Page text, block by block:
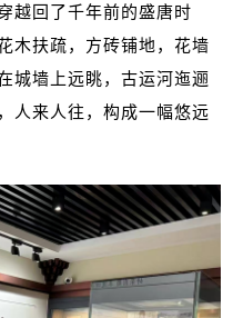
越回了千年前的盛唐时
木扶疏，方砖铺地，花墙
城墙上远眺，古运河迤逦
人来人往，构成一幅悠远